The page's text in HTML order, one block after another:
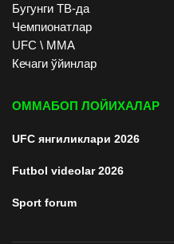
Бугунги ТВ-да
Чемпионатлар
UFC \ ММА
Кечаги ўйинлар
ОММАБОП ЛОЙИХАЛАР
UFC янгиликлари 2026
Futbol videolar 2026
Sport forum